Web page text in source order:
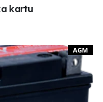
a kartu
AGM